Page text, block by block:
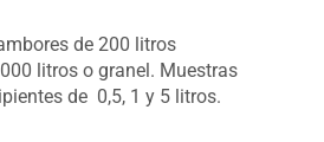
de 200 litros
litros o granel. Muestras
de 0,5, 1 y 5 litros.